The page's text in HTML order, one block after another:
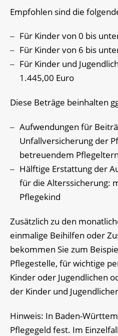
Empfohlen sind die
Für Kinder von 0 bis
Für Kinder von 6 bis
Für Kinder und
1.445,00 Euro
Diese Beträge beinhalten
Aufwendungen für
Unfallversicherung der
betreuendem
Hälftige Erstattung der
für die Alterssicherung:
Pflegekind
Zusätzlich zu den
einmalige Beihilfen oder
bekommen Sie zum
Pflegestelle, für wichtige
Kinder oder Jugendlichen
der Kinder und
Hinweis: In Baden-
Pflegegeld fest. Im